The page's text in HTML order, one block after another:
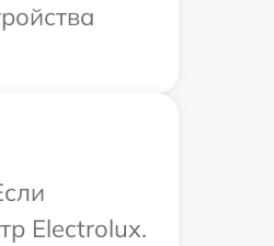
Electrolux.